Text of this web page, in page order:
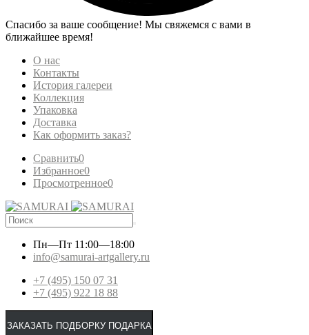
Спасибо за ваше сообщение! Мы свяжемся с вами в
ближайшее время!
О нас
Контакты
История галереи
Коллекция
Упаковка
Доставка
Как оформить заказ?
Сравнить0
Избранное0
Просмотренное0
Пн—Пт 11:00—18:00
info@samurai-artgallery.ru
+7 (495) 150 07 31
+7 (495) 922 18 88
ЗАКАЗАТЬ ПОДБОРКУ ПОДАРКА